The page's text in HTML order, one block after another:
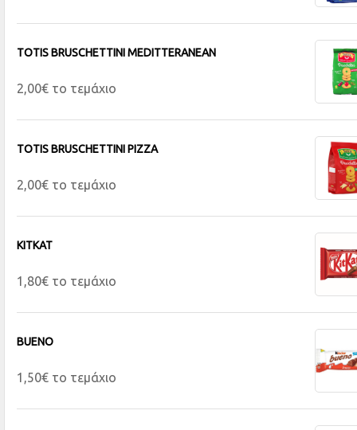
TOTIS BRUSCHETTINI MEDITTERANEAN
2,00€ το τεμάχιο
TOTIS BRUSCHETTINI PIZZA
2,00€ το τεμάχιο
KITKAT
1,80€ το τεμάχιο
BUENO
1,50€ το τεμάχιο